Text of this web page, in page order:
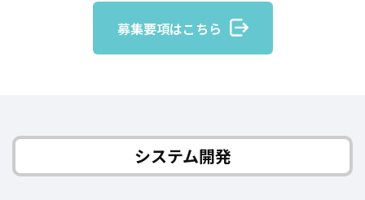
募集要項はこちら
システム開発